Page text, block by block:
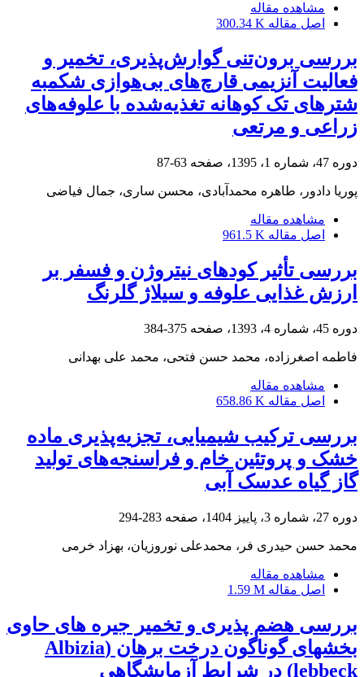
مشاهده مقاله
اصل مقاله 300.34 K
بررسی برون‌تنی گوارش‌پذیری، تخمیر و
فعالیت آنزیمی قارچ‌های بی‌هوازی شکمبه
شترهای تک کوهانه تغذیه‌شده با علوفه‌های
زراعی و مرتعی
دوره 47، شماره 1، 1395، صفحه 63-87
پوریا دادور، طاهره محمدآبادی، محسن ساری، جمال فیاضی
مشاهده مقاله
اصل مقاله 961.5 K
بررسی تأثیر کودهای نیتروژن و فسفر بر
ارزش غذایی علوفه و سیلاژ گلرنگ
دوره 45، شماره 4، 1393، صفحه 375-384
فاطمه اصغرزاده، محمد حسن فتحی، محمد علی بهدانی
مشاهده مقاله
اصل مقاله 658.86 K
بررسی ترکیب شیمیایی، تجزیه‌پذیری ماده
خشک و پروتئین خام و فراسنجه‌های تولید
گاز گیاه عدسک آبی
دوره 27، شماره 3، پاییز 1404، صفحه 283-294
محمد حسن حیدری فر، محمدعلی نوروزیان، بهزاد خرمی
مشاهده مقاله
اصل مقاله 1.59 M
بررسی هضم‏ پذیری و تخمیر جیره‏ های حاوی
بخش‏های گوناگون درخت برهان (Albizia
lebbeck) در شرایط آزمایشگاهی